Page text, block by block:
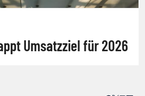
Umsatzziel für 2026